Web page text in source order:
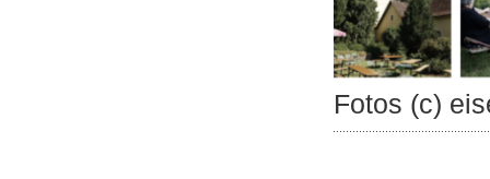
Fotos (c)